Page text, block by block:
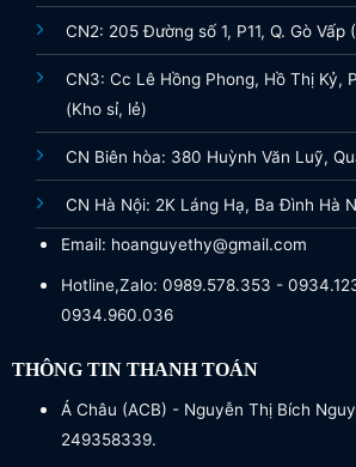
CN2: 205 Đường số 1, P11, Q. Gò Vấp
CN3: Cc Lê Hồng Phong, Hồ Thị Kỷ,
(Kho sỉ, lẻ)
CN Biên hòa: 380 Huỳnh Văn Luỹ,
CN Hà Nội: 2K Láng Hạ, Ba Đình Hà
Email: hoanguyethy@gmail.com
Hotline,Zalo: 0989.578.353 -
0934.960.036
THÔNG TIN THANH TOÁN
Á Châu (ACB) - Nguyễn Thị Bích
249358339.